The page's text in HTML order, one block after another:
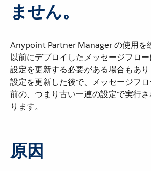
ません。
Anypoint Partner Manager の使用を
以前にデプロイしたメッセージフロ
設定を更新する必要がある場合もあり
設定を更新した後で、メッセージフ
前の、つまり古い一連の設定で実行
ります。
原因